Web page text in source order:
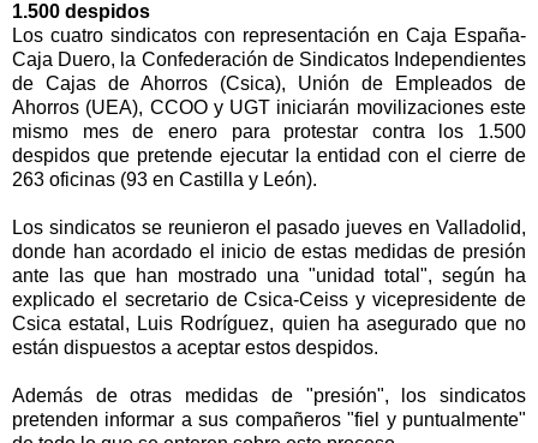
1.500 despidos
Los cuatro sindicatos con representación en Caja España-
Caja Duero, la Confederación de Sindicatos Independientes
de Cajas de Ahorros (Csica), Unión de Empleados de
Ahorros (UEA), CCOO y UGT iniciarán movilizaciones este
mismo mes de enero para protestar contra los 1.500
despidos que pretende ejecutar la entidad con el cierre de
263 oficinas (93 en Castilla y León).
Los sindicatos se reunieron el pasado jueves en Valladolid,
donde han acordado el inicio de estas medidas de presión
ante las que han mostrado una "unidad total", según ha
explicado el secretario de Csica-Ceiss y vicepresidente de
Csica estatal, Luis Rodríguez, quien ha asegurado que no
están dispuestos a aceptar estos despidos.
Además de otras medidas de "presión", los sindicatos
pretenden informar a sus compañeros "fiel y puntualmente"